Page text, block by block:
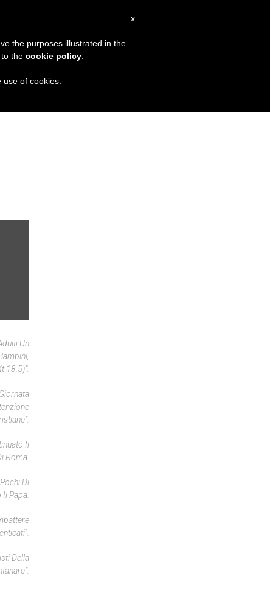
Un
18,5)”.
Il
Roma.
Di
Papa.
Della
x
the purposes illustrated in the
the cookie policy
of cookies.